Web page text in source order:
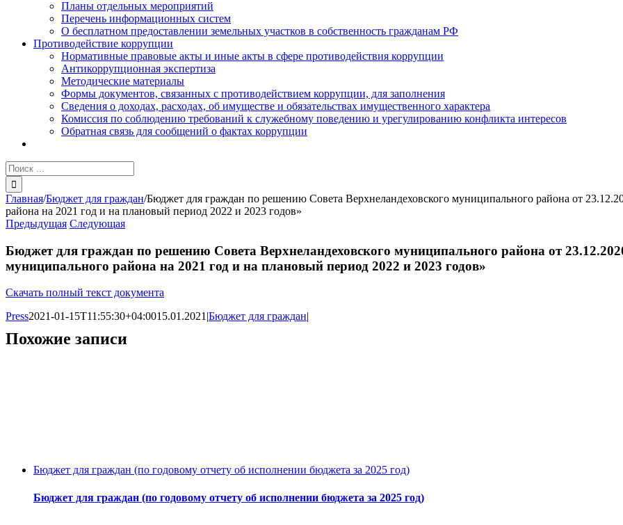
Планы отдельных мероприятий
Перечень информационных систем
О бесплатном предоставлении земельных участков в собственность гражданам РФ
Противодействие коррупции
Нормативные правовые акты и иные акты в сфере противодействия коррупции
Антикоррупционная экспертиза
Методические материалы
Формы документов, связанных с противодействием коррупции, для заполнения
Сведения о доходах, расходах, об имуществе и обязательствах имущественного характера
Комиссия по соблюдению требований к служебному поведению и урегулированию конфликта интересов
Обратная связь для сообщений о фактах коррупции
Результат
поиска:
Главная/Бюджет для граждан/Бюджет для граждан по решению Совета Верхнеландеховского муниципального района от
района на 2021 год и на плановый период 2022 и 2023 годов»
Предыдущая Следующая
Бюджет для граждан по решению Совета Верхнеландеховского муниципального района от
муниципального района на 2021 год и на плановый период 2022 и 2023 годов»
Скачать полный текст документа
Press2021-01-15T11:55:30+04:0015.01.2021|Бюджет для граждан|
Похожие записи
Бюджет для граждан (по годовому отчету об исполнении бюджета за 2025 год)
Бюджет для граждан (по годовому отчету об исполнении бюджета за 2025 год)